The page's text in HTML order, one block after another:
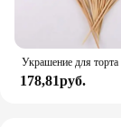
178,81руб.